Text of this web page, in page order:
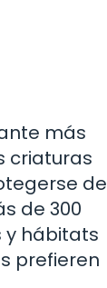
más
criaturas
de
de 300
y hábitats
prefieren